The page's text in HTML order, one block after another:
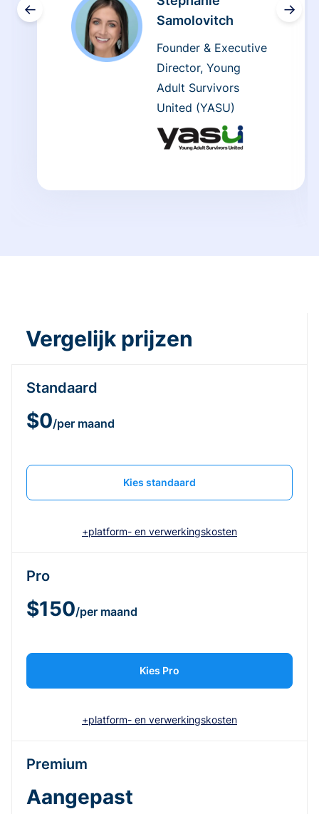
←
Samolovitch
Founder & Executive
Director, Young
Adult Survivors
United (YASU)
→
Vergelijk prijzen
Standaard
$0/per maand
Kies standaard
+platform- en verwerkingskosten
Pro
$150/per maand
Kies Pro
+platform- en verwerkingskosten
Premium
Aangepast